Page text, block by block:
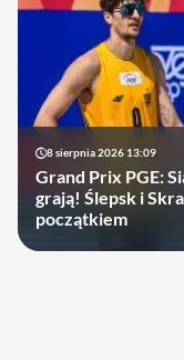
8 sierpnia 2026 13:09
Grand Prix PGE:
grają! Ślepsk i
początkiem